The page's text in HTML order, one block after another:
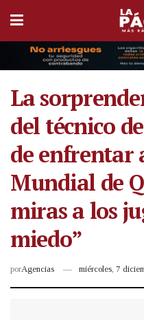
La
del técnico
de enfrentar
Mundial de
miras a los
miedo”
porAgencias miércoles, 7